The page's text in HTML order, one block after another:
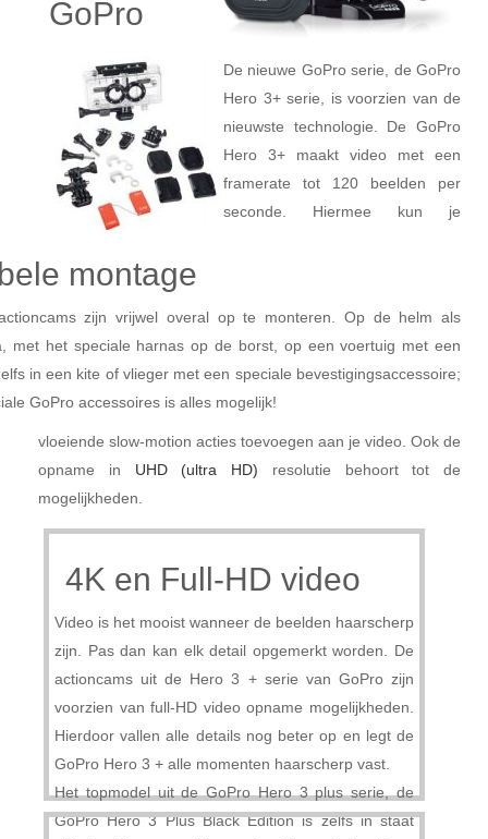
montage
zijn vrijwel overal op te monteren. Op de helm als
met het speciale harnas op de borst, op een voertuig met een
in een kite of vlieger met een speciale bevestigingsaccessoire;
GoPro accessoires is alles mogelijk!
GoPro
De nieuwe GoPro serie, de GoPro
Hero 3+ serie, is voorzien van de
nieuwste technologie. De GoPro
Hero 3+ maakt video met een
framerate tot 120 beelden per
seconde. Hiermee kun je
vloeiende slow-motion acties toevoegen aan je video. Ook de
opname in UHD (ultra HD) resolutie behoort tot de
mogelijkheden.
4K en Full-HD video
Video is het mooist wanneer de beelden haarscherp
zijn. Pas dan kan elk detail opgemerkt worden. De
actioncams uit de Hero 3 + serie van GoPro zijn
voorzien van full-HD video opname mogelijkheden.
Hierdoor vallen alle details nog beter op en legt de
GoPro Hero 3 + alle momenten haarscherp vast.
Het topmodel uit de GoPro Hero 3 plus serie, de
GoPro Hero 3 Plus Black Edition is zelfs in staat